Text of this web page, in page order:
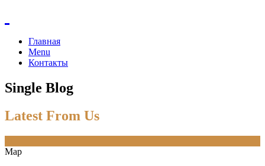
Главная
Menu
Контакты
Single Blog
Latest From Us
Мар